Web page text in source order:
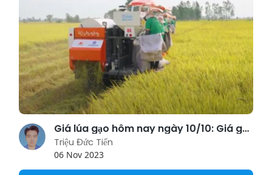
Giá lúa gạo hôm nay ngày 10/10: Giá gạo xuất khẩu tăng trở lại
Triệu Đức Tiến
06 Nov 2023